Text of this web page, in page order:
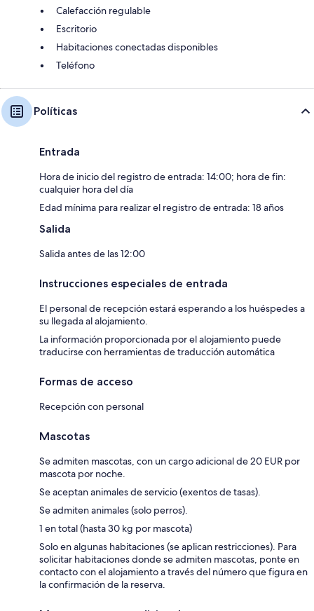
Calefacción regulable
Escritorio
Habitaciones conectadas disponibles
Teléfono
Políticas
Entrada
Hora de inicio del registro de entrada: 14:00; hora de fin:
cualquier hora del día
Edad mínima para realizar el registro de entrada: 18 años
Salida
Salida antes de las 12:00
Instrucciones especiales de entrada
El personal de recepción estará esperando a los huéspedes a
su llegada al alojamiento.
La información proporcionada por el alojamiento puede
traducirse con herramientas de traducción automática
Formas de acceso
Recepción con personal
Mascotas
Se admiten mascotas, con un cargo adicional de 20 EUR por
mascota por noche.
Se aceptan animales de servicio (exentos de tasas).
Se admiten animales (solo perros).
1 en total (hasta 30 kg por mascota)
Solo en algunas habitaciones (se aplican restricciones). Para
solicitar habitaciones donde se admiten mascotas, ponte en
contacto con el alojamiento a través del número que figura en
la confirmación de la reserva.